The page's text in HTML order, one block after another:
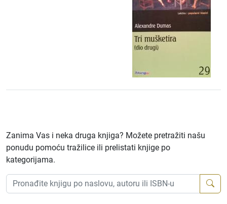
Zanima Vas i neka druga knjiga? Možete pretražiti našu
ponudu pomoću tražilice ili prelistati knjige po
kategorijama.